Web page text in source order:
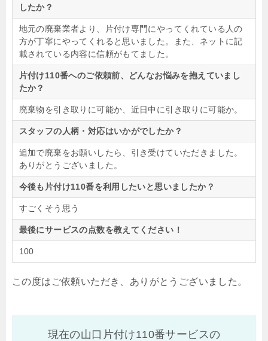
したか？
地元の廃棄業者より、片付け専門にやってくれている人の
方が丁寧にやってくれると思いました。また、ネットに記
載されている内容に信頼がもてました。
片付け110番へのご依頼前、どんなお悩みを抱えていまし
たか？
廃棄物を引き取りに可能か、近日中に引き取りに可能か。
スタッフの人柄・対応はいかがでしたか？
追加で廃棄をお願いしたら、引き受けていただきました。
ありがとうございました。
今後も片付け110番を利用したいと思いましたか？
すごくそう思う
最後にサービスの点数を教えてください！
100
この度はご依頼いただき、ありがとうございました。
現在の山口片付け110番サービスの